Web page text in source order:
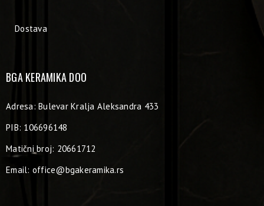
Dostava
BGA KERAMIKA DOO
Adresa: Bulevar Kralja Aleksandra 433
PIB: 106696148
Matični broj: 20661712
Email: office@bgakeramika.rs